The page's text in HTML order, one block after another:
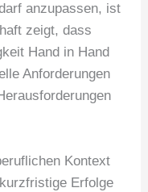
anzupassen, ist
zeigt, dass
Hand in Hand
Anforderungen
Kontext
Erfolge